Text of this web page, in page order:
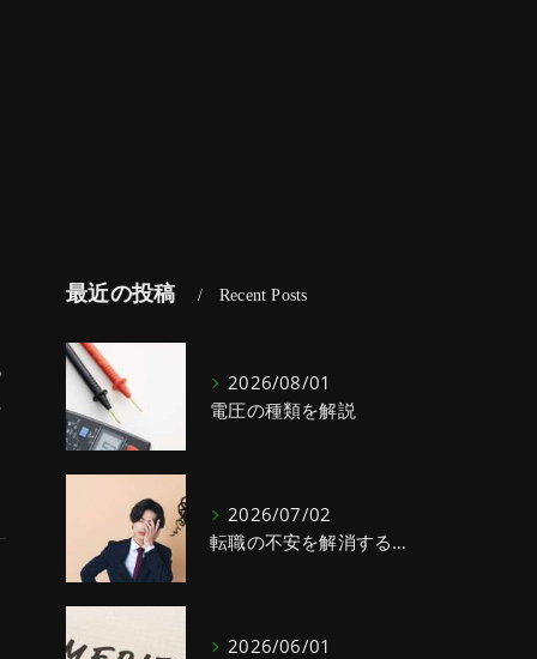
最近の投稿 Recent Posts
2026/08/01
電圧の種類を解説
2026/07/02
転職の不安を解消する方法
2026/06/01